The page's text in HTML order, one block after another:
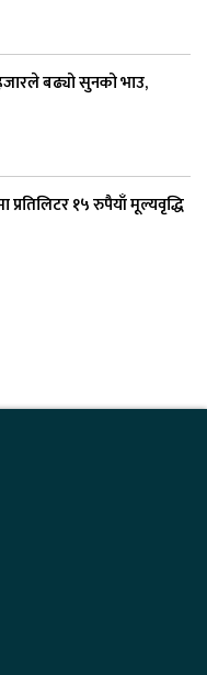
बढ्यो सुनको भाउ,
प्रतिलिटर १५ रुपैयाँ मूल्यवृद्धि